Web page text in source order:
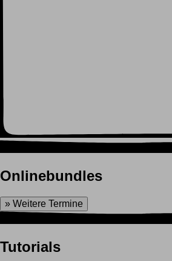
Onlinebundles
» Weitere Termine
Tutorials